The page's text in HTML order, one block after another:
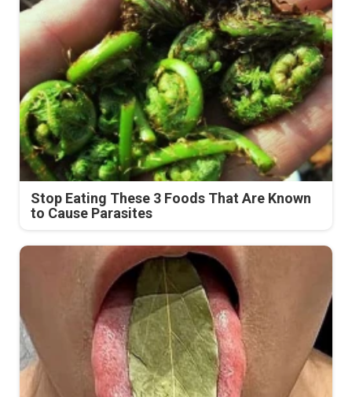
Stop Eating These 3 Foods That Are Known
to Cause Parasites